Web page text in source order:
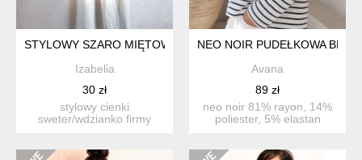
STYLOWY SZARO MIĘTOWY
Izabelia
30 zł
stylowy cienki
sweter/wdzianko firmy
NEO NOIR PUDEŁKOWA
Avana
89 zł
neo noir 81% rayon, 14%
poliester, 5% elastan